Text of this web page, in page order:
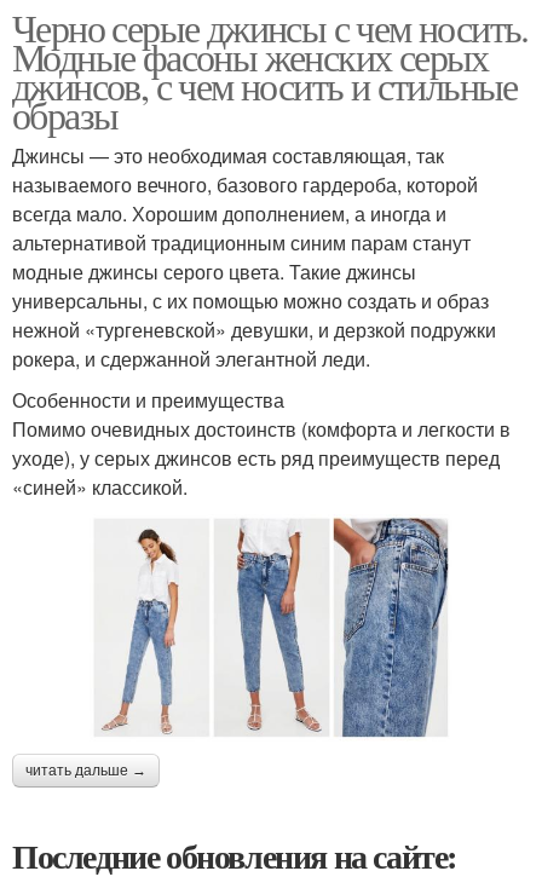
Черно серые джинсы с чем носить.
Модные фасоны женских серых
джинсов, с чем носить и стильные
образы
Джинсы — это необходимая составляющая, так
называемого вечного, базового гардероба, которой
всегда мало. Хорошим дополнением, а иногда и
альтернативой традиционным синим парам станут
модные джинсы серого цвета. Такие джинсы
универсальны, с их помощью можно создать и образ
нежной «тургеневской» девушки, и дерзкой подружки
рокера, и сдержанной элегантной леди.
Особенности и преимущества
Помимо очевидных достоинств (комфорта и легкости в
уходе), у серых джинсов есть ряд преимуществ перед
«синей» классикой.
читать дальше →
Последние обновления на сайте: